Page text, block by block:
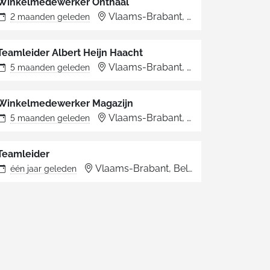
2 maanden geleden Vlaams-Brabant, België
Albert Heijn Haacht
5 maanden geleden Vlaams-Brabant, België
Magazijn
5 maanden geleden Vlaams-Brabant, België
één jaar geleden Vlaams-Brabant, België